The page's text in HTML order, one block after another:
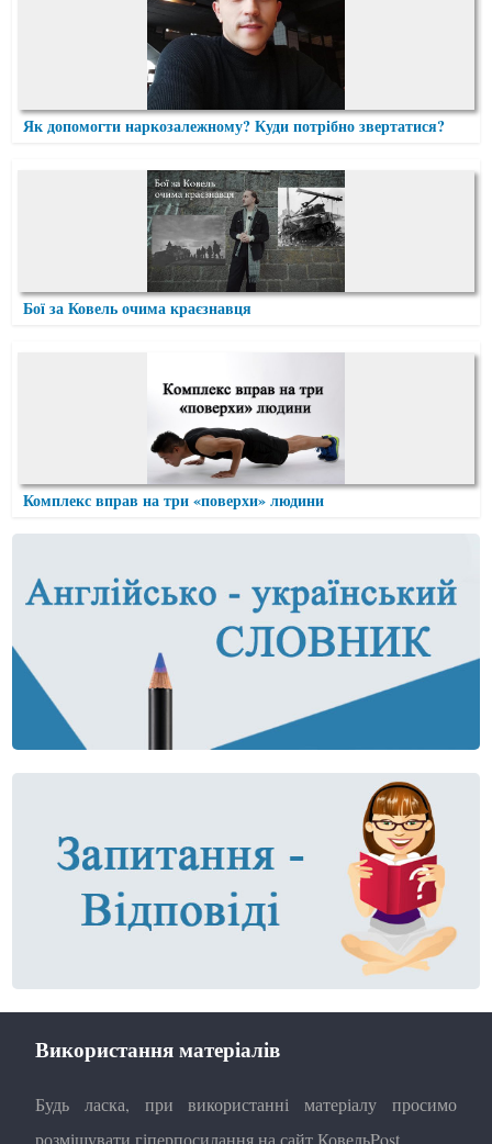
Як допомогти наркозалежному? Куди потрібно звертатися?
Бої за Ковель очима краєзнавця
Комплекс вправ на три «поверхи» людини
Використання матеріалів
Будь ласка, при використанні матеріалу просимо